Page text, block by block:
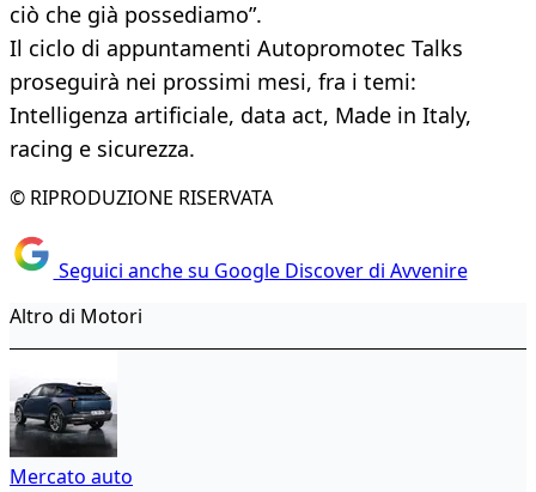
ciò che già possediamo”.
Il ciclo di appuntamenti Autopromotec Talks
proseguirà nei prossimi mesi, fra i temi:
Intelligenza artificiale, data act, Made in Italy,
racing e sicurezza.
© RIPRODUZIONE RISERVATA
Seguici anche su Google Discover di Avvenire
Altro di Motori
Mercato auto